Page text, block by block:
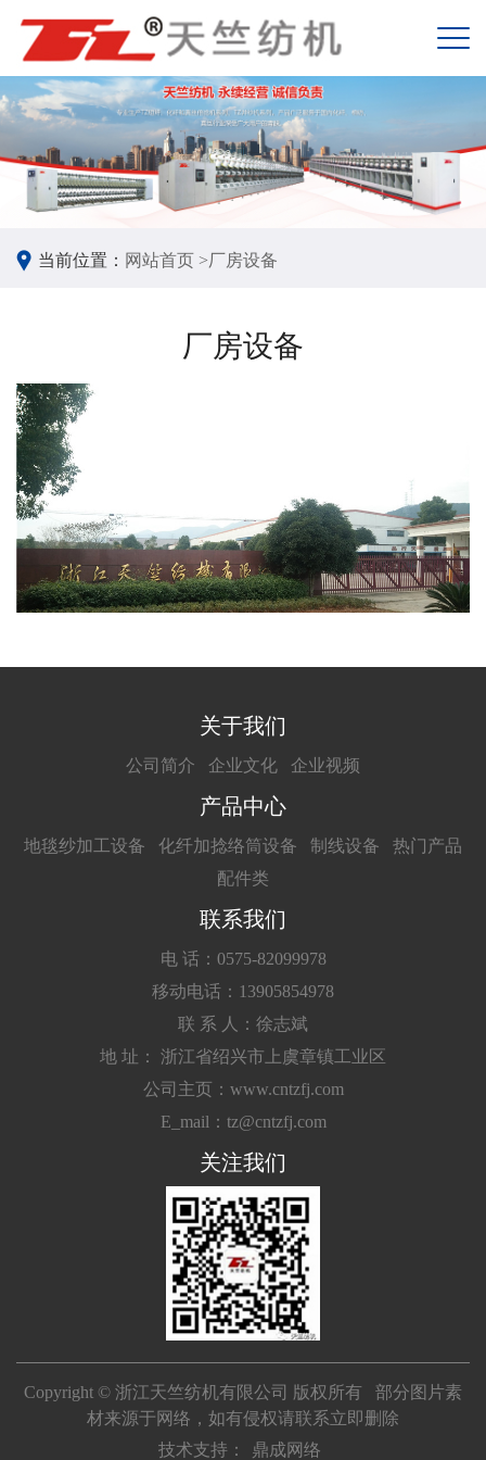
当前位置： 网站首页 >厂房设备
厂房设备
关于我们
公司简介 企业文化 企业视频
产品中心
地毯纱加工设备 化纤加捻络筒设备 制线设备
热门产品
配件类
联系我们
电 话：0575-82099978
移动电话：13905854978
联 系 人：徐志斌
地 址： 浙江省绍兴市上虞章镇工业区
公司主页：www.cntzfj.com
E_mail：tz@cntzfj.com
关注我们
Copyright © 浙江天竺纺机有限公司 版权所有 部分图片素
材来源于网络，如有侵权请联系立即删除
技术支持：
鼎成网络